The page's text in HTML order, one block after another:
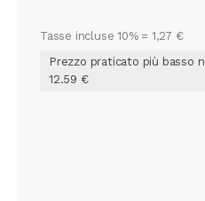
Tasse incluse 10% = 1,27 €
Prezzo praticato più basso
12.59 €